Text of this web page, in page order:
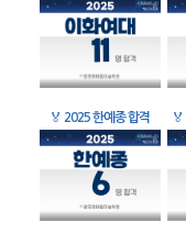
🏅 2025 한예종 합격 🏅